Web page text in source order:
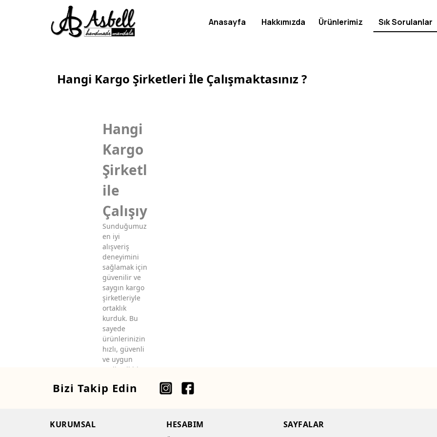
Hangi Kargo Şirketleri İle Çalışmaktasınız ?
Hangi
Kargo
Şirketleri
ile
Çalışıyoruz?
Sunduğumuz
en iyi
alışveriş
deneyimini
sağlamak için
güvenilir ve
saygın kargo
şirketleriyle
ortaklık
kurduk. Bu
sayede
ürünlerinizin
hızlı, güvenli
ve uygun
maliyetli bir
edilmesini
Anasayfa Hakkımızda Ürünlerimiz Sık Sorulanlar
Bizi Takip Edin
KURUMSAL HESABIM SAYFALAR